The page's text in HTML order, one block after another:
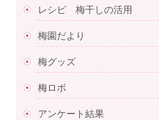
レシピ 梅干しの活用
梅園だより
梅グッズ
梅ロボ
アンケート結果